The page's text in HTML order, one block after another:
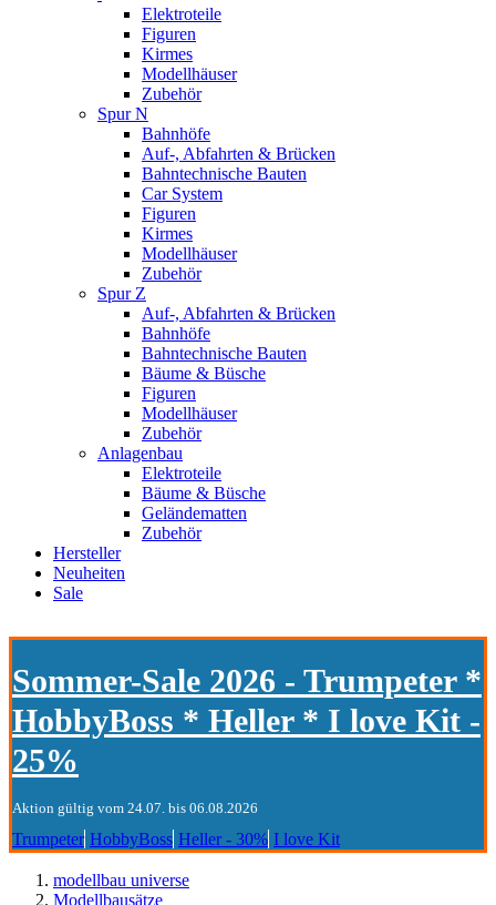
Elektroteile
Figuren
Kirmes
Modellhäuser
Zubehör
Spur N
Bahnhöfe
Auf-, Abfahrten & Brücken
Bahntechnische Bauten
Car System
Figuren
Kirmes
Modellhäuser
Zubehör
Spur Z
Auf-, Abfahrten & Brücken
Bahnhöfe
Bahntechnische Bauten
Bäume & Büsche
Figuren
Modellhäuser
Zubehör
Anlagenbau
Elektroteile
Bäume & Büsche
Geländematten
Zubehör
Hersteller
Neuheiten
Sale
Sommer-Sale 2026 - Trumpeter *
HobbyBoss * Heller * I love Kit -
25%
Aktion gültig vom 24.07. bis 06.08.2026
Trumpeter HobbyBoss Heller - 30% I love Kit
modellbau universe
Modellbausätze